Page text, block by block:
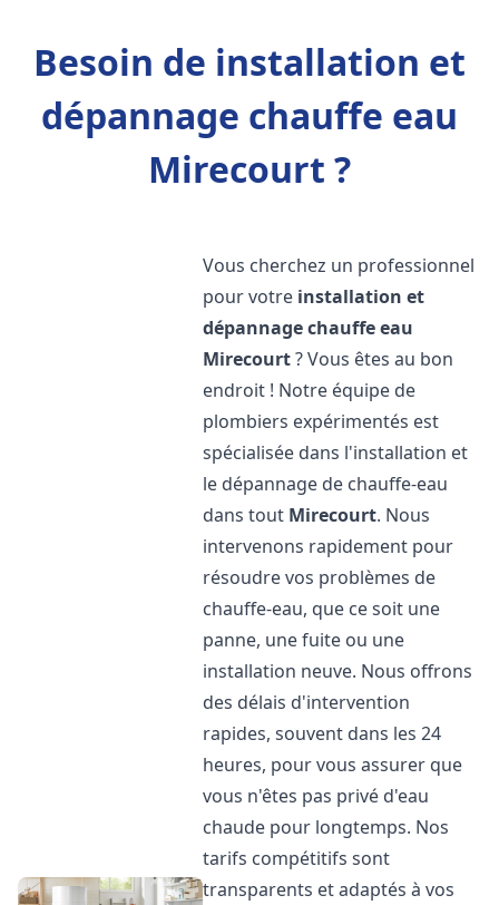
Besoin de installation et
dépannage chauffe eau
Mirecourt ?
Vous cherchez un professionnel
pour votre installation et
dépannage chauffe eau
Mirecourt? Vous êtes au bon
endroit ! Notre équipe de
plombiers expérimentés est
spécialisée dans l'installation et
le dépannage de chauffe-eau
dans tout Mirecourt. Nous
intervenons rapidement pour
résoudre vos problèmes de
chauffe-eau, que ce soit une
panne, une fuite ou une
installation neuve. Nous offrons
des délais d'intervention
rapides, souvent dans les 24
heures, pour vous assurer que
vous n'êtes pas privé d'eau
chaude pour longtemps. Nos
tarifs compétitifs sont
transparents et adaptés à vos